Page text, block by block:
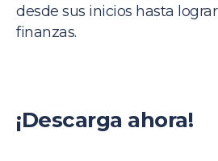
desde sus inicios hasta lograr
finanzas.
¡Descarga ahora!